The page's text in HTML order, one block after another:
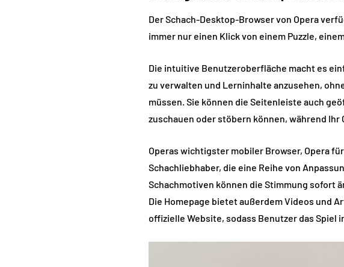
Der Schach-Desktop-Browser von Opera
immer nur einen Klick von einem Puzzle,
Die intuitive Benutzeroberfläche macht es
zu verwalten und Lerninhalte anzusehen,
müssen. Sie können die Seitenleiste auch
zuschauen oder stöbern können, während Ihr
Operas wichtigster mobiler Browser, Opera
Schachliebhaber, die eine Reihe von
Schachmotiven können die Stimmung sofort
Die Homepage bietet außerdem Videos und
offizielle Website, sodass Benutzer das Spiel